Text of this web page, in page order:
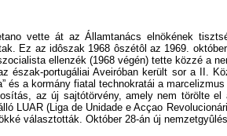
vette át az Államtanács elnökének
Ez az idôszak 1968 ôszétôl az 1969.
ellenzék (1968 végén) tette közzé a
portugáliai Aveiróban került sor a II.
és a kormány fiatal technokratái a
az új sajtótörvény, amely nem törölte
(Liga de Unidade e Acçao
választották. Október 28-án új